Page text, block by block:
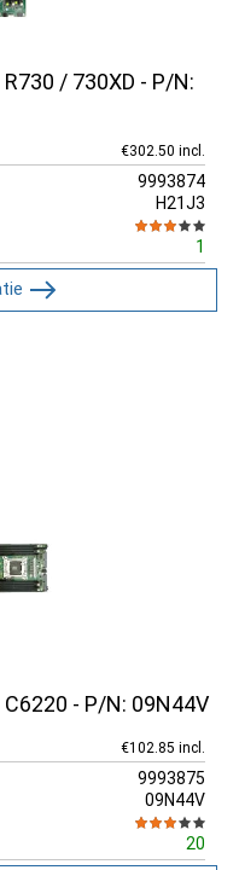
/ 730XD - P/N:
€302.50 incl.
9993874
H21J3
1
- P/N: 09N44V
€102.85 incl.
9993875
09N44V
20